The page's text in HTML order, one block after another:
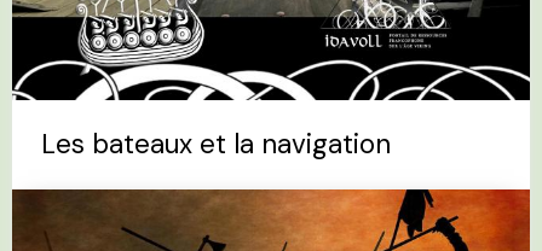
Les bateaux et la navigation